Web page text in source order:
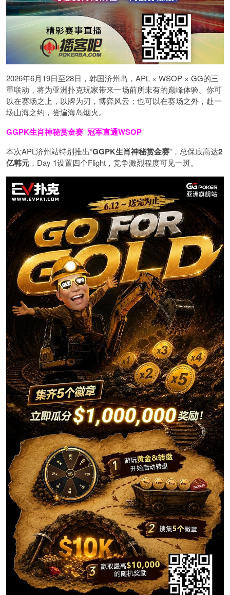
2026年6月19日至28日，韩国济州岛，APL × WSOP × GG的三
重联动，将为亚洲扑克玩家带来一场前所未有的巅峰体验。 你可
以在赛场之上，以牌为刃，博弈风云；也可以在赛场之外，赴一
场山海之约，尝遍海岛烟火。
GGPK生肖神秘赏金赛 冠军直通WSOP
本次APL济州站特别推出“GGPK生肖神秘赏金赛”，总保底高达2
亿韩元 ，Day 1设置四个Flight，竞争激烈程度可见一斑。